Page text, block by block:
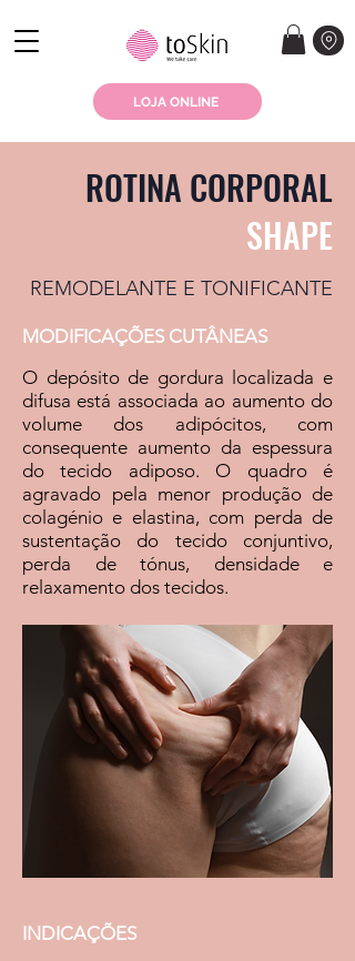
LOJA ONLINE
ROTINA CORPORAL
SHAPE
REMODELANTE E TONIFICANTE
MODIFICAÇÕES CUTÂNEAS
O depósito de gordura localizada e
difusa está associada ao aumento do
volume dos adipócitos, com
consequente aumento da espessura
do tecido adiposo. O quadro é
agravado pela menor produção de
colagénio e elastina, com perda de
sustentação do tecido conjuntivo,
perda de tónus, densidade e
relaxamento dos tecidos.
INDICAÇÕES